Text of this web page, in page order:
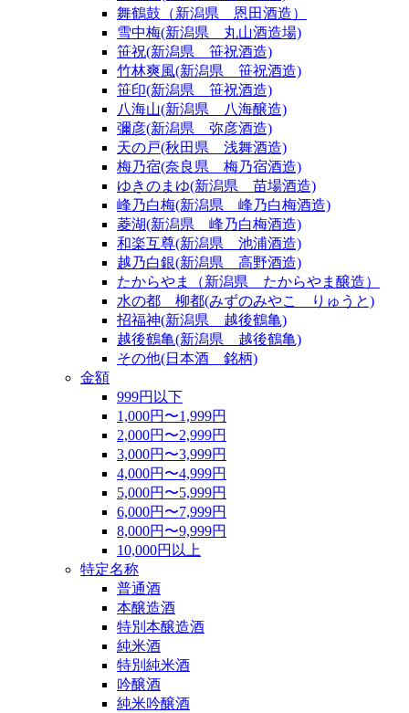
舞鶴鼓（新潟県 恩田酒造）
雪中梅(新潟県 丸山酒造場)
笹祝(新潟県 笹祝酒造)
竹林爽風(新潟県 笹祝酒造)
笹印(新潟県 笹祝酒造)
八海山(新潟県 八海醸造)
彌彦(新潟県 弥彦酒造)
天の戸(秋田県 浅舞酒造)
梅乃宿(奈良県 梅乃宿酒造)
ゆきのまゆ(新潟県 苗場酒造)
峰乃白梅(新潟県 峰乃白梅酒造)
菱湖(新潟県 峰乃白梅酒造)
和楽互尊(新潟県 池浦酒造)
越乃白銀(新潟県 高野酒造)
たからやま（新潟県 たからやま醸造）
水の都 柳都(みずのみやこ りゅうと)
招福神(新潟県 越後鶴亀)
越後鶴亀(新潟県 越後鶴亀)
その他(日本酒 銘柄)
金額
999円以下
1,000円〜1,999円
2,000円〜2,999円
3,000円〜3,999円
4,000円〜4,999円
5,000円〜5,999円
6,000円〜7,999円
8,000円〜9,999円
10,000円以上
特定名称
普通酒
本醸造酒
特別本醸造酒
純米酒
特別純米酒
吟醸酒
純米吟醸酒